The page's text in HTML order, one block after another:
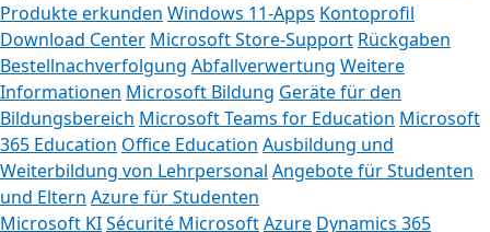
Produkte erkunden Windows 11-Apps Kontoprofil
Download Center Microsoft Store-Support Rückgaben
Bestellnachverfolgung Abfallverwertung Weitere
Informationen Microsoft Bildung Geräte für den
Bildungsbereich Microsoft Teams for Education Microsoft
365 Education Office Education Ausbildung und
Weiterbildung von Lehrpersonal Angebote für Studenten
und Eltern Azure für Studenten
Microsoft KISécurité MicrosoftAzure Dynamics 365